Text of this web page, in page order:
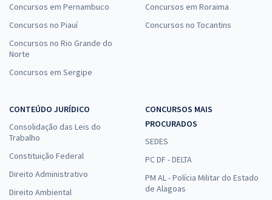
Concursos em Pernambuco
Concursos no Piauí
Concursos no Rio Grande do
Norte
Concursos em Sergipe
Concursos em Roraima
Concursos no Tocantins
CONTEÚDO JURÍDICO
Consolidação das Leis do
Trabalho
Constituição Federal
Direito Administrativo
Direito Ambiental
CONCURSOS MAIS
PROCURADOS
SEDES
PC DF - DELTA
PM AL - Polícia Militar do Estado
de Alagoas